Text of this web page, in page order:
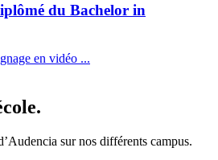
du Bachelor in
en vidéo ...
sur nos différents campus.